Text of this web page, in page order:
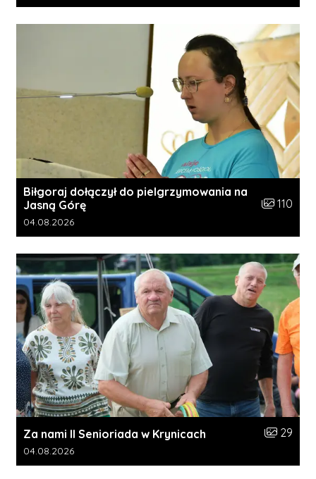
Biłgoraj dołączył do pielgrzymowania na
Jasną Górę
Liczba
110
Data dodania galerii:
04.08.2026
Za nami II Senioriada w Krynicach Liczba
29
Data dodania galerii:
04.08.2026